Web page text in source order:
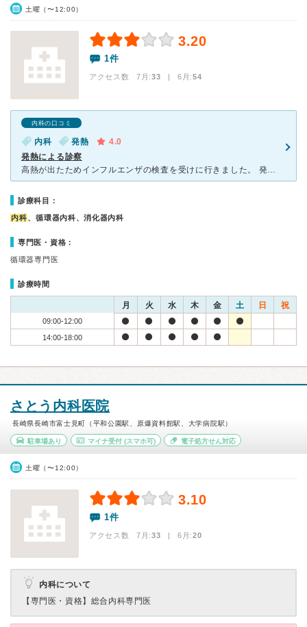
土曜（〜12:00）
3.20
1件
アクセス数 7月:33 | 6月:54
内科の口コミ
内科 発熱
4.0
発熱による診察
高熱が出たためインフルエンザの検査を受けに行きました。 発熱しているかたは病院入口にある、インターホンでその旨を伝え隔離部屋に入るように指示されました。 診察も丁寧で順番も早く回ってきたので良かっ
診療科目：
内科、循環器内科、消化器内科
専門医・資格：
循環器専門医
診療時間
月 火 水 木 金 土 日 祝
09:00-12:00
14:00-18:00
さとう内科医院
長崎県長崎市富士見町（平和公園駅、原爆資料館駅、大学病院駅）
駐車場あり マイナ受付(スマホ可) 電子処方せん対応
土曜（〜12:00）
3.10
1件
アクセス数 7月:33 | 6月:20
内科について
【専門医・資格】 総合内科専門医